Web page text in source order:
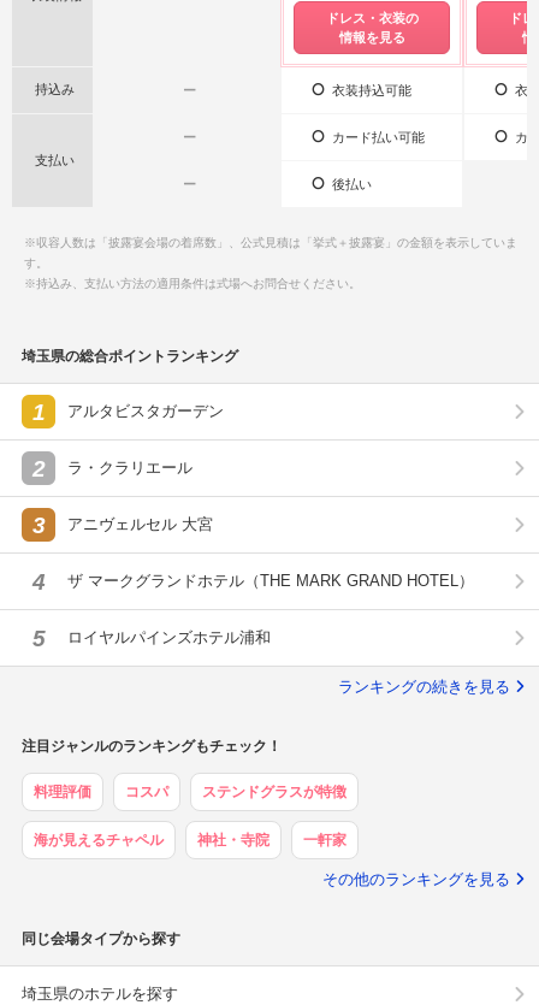
ドレス・衣装の
情報を見る
ド
情
持込み ー 衣装持込可能 衣
支払い
ー カード払い可能 カ
ー 後払い
※収容人数は「披露宴会場の着席数」、公式見積は「挙式＋披露宴」の金額を表示していま
す。
※持込み、支払い方法の適用条件は式場へお問合せください。
埼玉県の総合ポイントランキング
1 アルタビスタガーデン
2 ラ・クラリエール
3 アニヴェルセル 大宮
4 ザ マークグランドホテル（THE MARK GRAND HOTEL）
5 ロイヤルパインズホテル浦和
ランキングの続きを見る
注目ジャンルのランキングもチェック！
料理評価 コスパ ステンドグラスが特徴
海が見えるチャペル 神社・寺院 一軒家
その他のランキングを見る
同じ会場タイプから探す
埼玉県のホテルを探す